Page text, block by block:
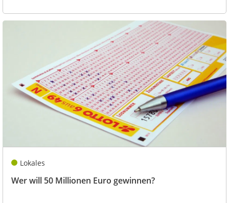
Lokales
Wer will 50 Millionen Euro gewinnen?